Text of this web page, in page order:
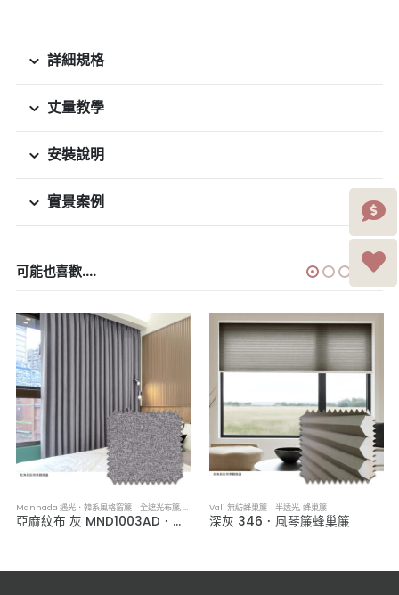
詳細規格
丈量教學
安裝說明
實景案例
可能也喜歡....
Mannada 遇光．韓系風格窗簾 全遮光布簾,布簾／紗簾／窗簾布
亞麻紋布 灰 MND1003AD．韓系軟裝全遮光布簾
Vali 無紡蜂巢簾 半透光,蜂巢簾
深灰 346．風琴簾蜂巢簾